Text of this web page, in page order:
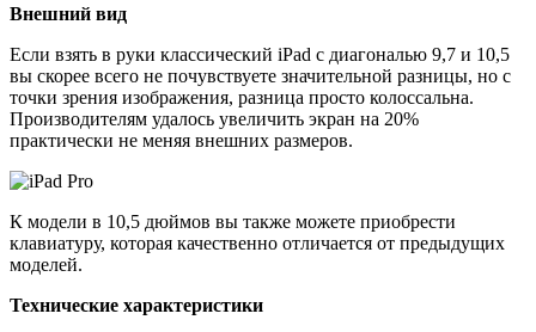
Внешний вид
Если взять в руки классический iPad с диагональю 9,7 и 10,5
вы скорее всего не почувствуете значительной разницы, но с
точки зрения изображения, разница просто колоссальна.
Производителям удалось увеличить экран на 20%
практически не меняя внешних размеров.
К модели в 10,5 дюймов вы также можете приобрести
клавиатуру, которая качественно отличается от предыдущих
моделей.
Технические характеристики